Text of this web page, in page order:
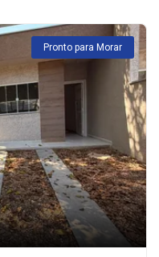
Pronto para Morar